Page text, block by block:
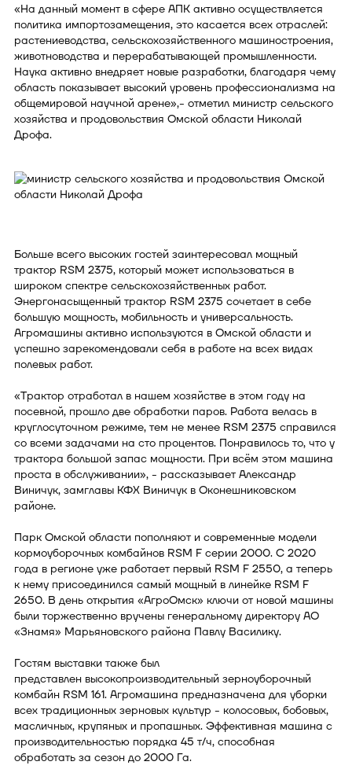
«На данный момент в сфере АПК активно осуществляется
политика импортозамещения, это касается всех отраслей:
растениеводства, сельскохозяйственного машиностроения,
животноводства и перерабатывающей промышленности.
Наука активно внедряет новые разработки, благодаря чему
область показывает высокий уровень профессионализма на
общемировой научной арене»,- отметил министр сельского
хозяйства и продовольствия Омской области Николай
Дрофа.
Больше всего высоких гостей заинтересовал мощный
трактор RSM 2375, который может использоваться в
широком спектре сельскохозяйственных работ.
Энергонасыщенный трактор RSM 2375 сочетает в себе
большую мощность, мобильность и универсальность.
Агромашины активно используются в Омской области и
успешно зарекомендовали себя в работе на всех видах
полевых работ.
«Трактор отработал в нашем хозяйстве в этом году на
посевной, прошло две обработки паров. Работа велась в
круглосуточном режиме, тем не менее RSM 2375 справился
со всеми задачами на сто процентов. Понравилось то, что у
трактора большой запас мощности. При всём этом машина
проста в обслуживании», - рассказывает Александр
Виничук, замглавы КФХ Виничук в Оконешниковском
районе.
Парк Омской области пополняют и современные модели
кормоуборочных комбайнов RSM F серии 2000. С 2020
года в регионе уже работает первый RSM F 2550, а теперь
к нему присоединился самый мощный в линейке RSM F
2650. В день открытия «АгроОмск» ключи от новой машины
были торжественно вручены генеральному директору АО
«Знамя» Марьяновского района Павлу Василику.
Гостям выставки также был
представлен высокопроизводительный зерноуборочный
комбайн RSM 161. Агромашина предназначена для уборки
всех традиционных зерновых культур - колосовых, бобовых,
масличных, крупяных и пропашных. Эффективная машина с
производительностью порядка 45 т/ч, способная
обработать за сезон до 2000 Га.